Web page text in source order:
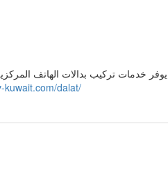
خدمات تركيب بدالات الهاتف
kuwait.com/dalat/